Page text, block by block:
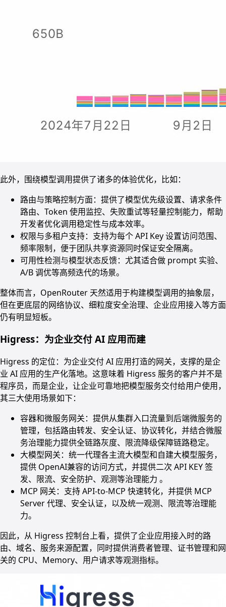
此外，围绕模型调用提供了诸多的体验优化，比如：
路由与策略控制方面：提供了模型优先级设置、请求条件
路由、Token 使用监控、失败重试等轻量控制能力，帮助
开发者优化调用稳定性与成本效率。
权限与多租户支持：支持为每个 API Key 设置访问范围、
频率限制，便于团队共享资源同时保证安全隔离。
可用性检测与模型状态反馈：尤其适合做 prompt 实验、
A/B 调优等高频迭代的场景。
整体而言，OpenRouter 天然适用于构建模型调用的抽象层，
但在更底层的网络协议、细粒度安全治理、企业应用接入等方面
仍有明显短板。
Higress：为企业交付 AI 应用而建
Higress 的定位：为企业交付 AI 应用打造的网关，支撑的是企
业 AI 应用的生产化落地。这意味着 Higress 服务的客户并不是
程序员，而是企业，让企业可靠地把模型服务交付给用户使用，
其三大使用场景如下：
容器和微服务网关：提供从集群入口流量到后端微服务的
管理，包括路由转发、安全认证、协议转化，并结合微服
务治理能力提供全链路灰度、限流降级保障链路稳定。
大模型网关：统一代理各主流大模型和自建大模型服务，
提供 OpenAI兼容的访问方式，并提供二次 API KEY 签
发、限流、安全防护、观测等治理能力 。
MCP 网关：支持 API-to-MCP 快速转化，并提供 MCP
Server 代理、安全认证，以及统一观测、限流等治理能
力。
因此，从 Higress 控制台上看，提供了企业应用接入时的路
由、域名、服务来源配置，同时提供消费者管理、证书管理和网
关的 CPU、Memory、用户请求等观测指标。